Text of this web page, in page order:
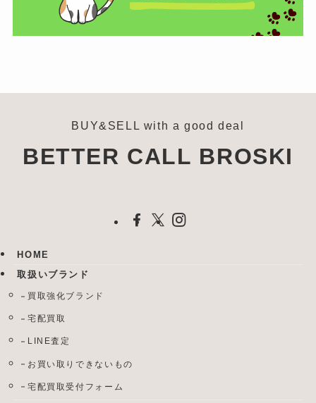
BUY&SELL with a good deal
BETTER CALL BROSKI
HOME
取扱いブランド
買取強化ブランド
宅配買取
LINE査定
お買い取りできないもの
宅配買取受付フォーム